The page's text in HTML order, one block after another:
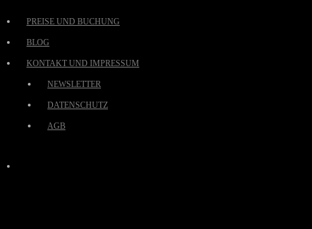
PREISE UND BUCHUNG
BLOG
KONTAKT UND IMPRESSUM
NEWSLETTER
DATENSCHUTZ
AGB